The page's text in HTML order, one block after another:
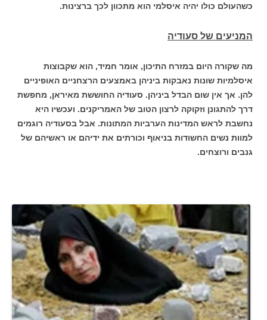
כשהעולם כולו יהיה איסלמי הוא מתכוון לכך ברצינות.
המניעים של סעודיה
מה שקורה היום במזרח התיכון, אומר חמיד, הוא שקבוצות
איסלמיות שונות נאבקות ביניהן באמצעים הרצחניים האופיניים
להן. אך אין שום הבדל ביניהן. סעודיה החוששת מאיראן, מחפשת
דרך להתגונן וזקוקה לרצון הטוב של האמריקנים. ועכשיו היא
נחשבת לראש המדינות הערביות המתונות. אבל בסעודיה רוגמים
למוות נשים החשודות בניאוף וכורתים את ידיהם או ראשיהם של
גנבים ורוצחים.